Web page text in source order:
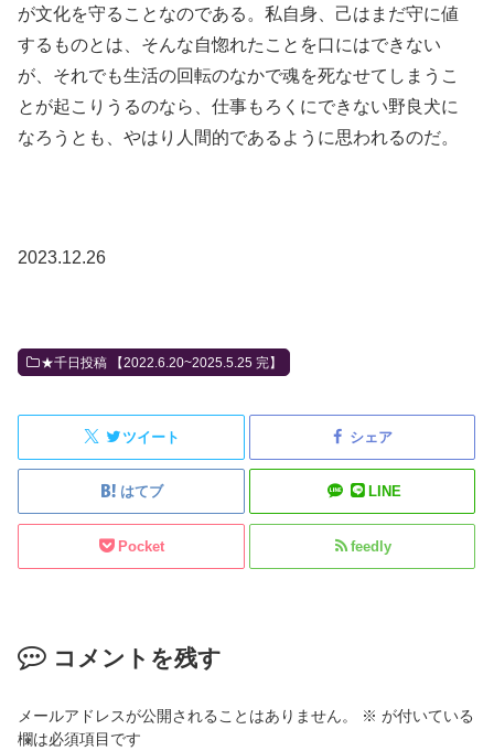
が文化を守ることなのである。私自身、己はまだ守に値
するものとは、そんな自惚れたことを口にはできない
が、それでも生活の回転のなかで魂を死なせてしまうこ
とが起こりうるのなら、仕事もろくにできない野良犬に
なろうとも、やはり人間的であるように思われるのだ。
2023.12.26
★千日投稿 【2022.6.20~2025.5.25 完】
ツイート シェア
はてブ LINE
Pocket feedly
コメントを残す
メールアドレスが公開されることはありません。 ※ が付いている
欄は必須項目です